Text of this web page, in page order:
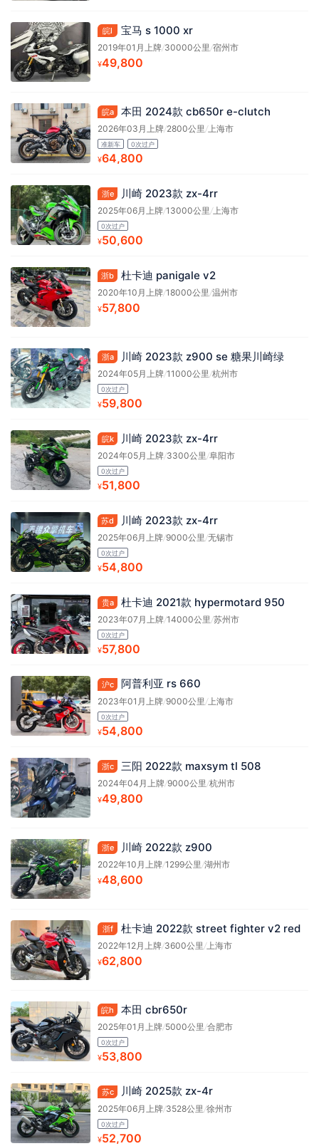
皖l 宝马 s 1000 xr
2019年01月上牌/30000公里/宿州市
¥49,800
皖a 本田 2024款 cb650r e-clutch
2026年03月上牌/2800公里/上海市
准新车 0次过户
¥64,800
浙e 川崎 2023款 zx-4rr
2025年06月上牌/13000公里/上海市
0次过户
¥50,600
浙b 杜卡迪 panigale v2
2020年10月上牌/18000公里/温州市
¥57,800
浙a 川崎 2023款 z900 se 糖果川崎绿
2024年05月上牌/11000公里/杭州市
0次过户
¥59,800
皖k 川崎 2023款 zx-4rr
2024年05月上牌/3300公里/阜阳市
0次过户
¥51,800
苏d 川崎 2023款 zx-4rr
2025年06月上牌/9000公里 /无锡市
0次过户
¥54,800
贵a 杜卡迪 2021款 hypermotard 950
2023年07月上牌/14000公里 /苏州市
0次过户
¥57,800
沪c 阿普利亚 rs 660
2023年01月上牌/9000公里 /上海市
0次过户
¥54,800
浙c 三阳 2022款 maxsym tl 508
2024年04月上牌/9000公里 /杭州市
¥49,800
浙e 川崎 2022款 z900
2022年10月上牌/1299公里 /湖州市
¥48,600
浙f 杜卡迪 2022款 street fighter v2 red
2022年12月上牌/3600公里 /上海市
¥62,800
皖h 本田 cbr650r
2025年01月上牌/5000公里 /合肥市
0次过户
¥53,800
苏c 川崎 2025款 zx-4r
2025年06月上牌/3528公里 /徐州市
0次过户
¥52,700